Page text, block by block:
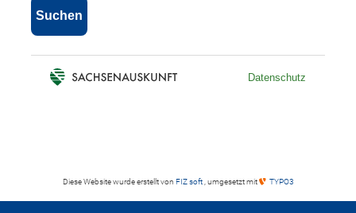
Diese Website wurde erstellt von FIZ soft , umgesetzt mit TYPO3